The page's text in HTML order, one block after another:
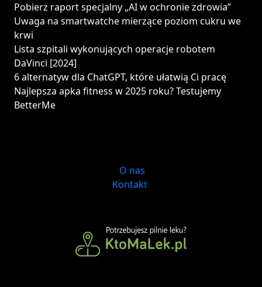
Pobierz raport specjalny „AI w ochronie zdrowia”
Uwaga na smartwatche mierzące poziom cukru we
krwi
Lista szpitali wykonujących operacje robotem
DaVinci [2024]
6 alternatyw dla ChatGPT, które ułatwią Ci pracę
Najlepsza apka fitness w 2025 roku? Testujemy
BetterMe
O nas
Kontakt